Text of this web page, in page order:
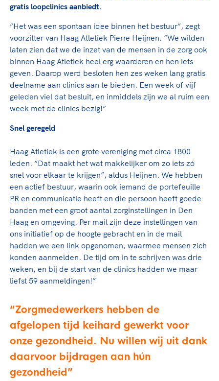
Sport gaat niet vanzelf
Sport verenigt. Op sportclubs, pleintjes, tijdens
een rondje fietsen, door samen te skaten of naar
de sportschool te gaan. Door samen te juichen
voor Sifan Hassan, Rico Verhoeven, Diede de
Groot en het Nederlands Elftal. Of met trots te
genieten van de karatewedstrijd van je dochter,
hockeywedstrijd van je buurjongen.
Lees verder
Ruimte voor sport
Clubondersteuning
Beroepskrachten
Samen voor een veilige
sportomgeving
Voor welk gedrag staat de club? Wat mag wel
En wat mag vooral niet? Een gedragscode geeft
hier richting aan en is dus een belangrijk
onderdeel van het clubbeleid rondom gewenst en
ongewenst gedrag.
Lees verder
Maatschappelijke waarde topsport
Top teamsportcompetities
De TeamNL Academie
De TeamNL Academie biedt een leer- en
ontwikkelprogramma voor de volgende functies
binnen TeamNL programma's: experts, coaches,
bestuurders, (technisch) directeuren, managers en
toekomstig kader.
gratis loopclinics aanbiedt.
“Het was een spontaan idee binnen het bestuur”, zegt
voorzitter van Haag Atletiek Pierre Heijnen. “We wilden
laten zien dat we de inzet van de mensen in de zorg ook
binnen Haag Atletiek heel erg waarderen en hen iets
geven. Daarop werd besloten hen zes weken lang gratis
deelname aan clinics aan te bieden. Een week of vijf
geleden viel dat besluit, en inmiddels zijn we al ruim een
week met de clinics bezig!”
Snel geregeld
Haag Atletiek is een grote vereniging met circa 1800
leden. “Dat maakt het wat makkelijker om zo iets zó
snel voor elkaar te krijgen”, aldus Heijnen. We hebben
een actief bestuur, waarin ook iemand de portefeuille
PR en communicatie heeft en die persoon heeft goede
banden met een groot aantal zorginstellingen in Den
Haag en omgeving. Per mail zijn deze instellingen van
ons initiatief op de hoogte gebracht en in de mail
hadden we een link opgenomen, waarmee mensen zich
konden aanmelden. De tijd om in te schrijven was drie
weken, en bij de start van de clinics hadden we maar
liefst 59 aanmeldingen!”
Zorgmedewerkers hebben de
afgelopen tijd keihard gewerkt voor
onze gezondheid. Nu willen wij uit dank
daarvoor bijdragen aan hún
gezondheid